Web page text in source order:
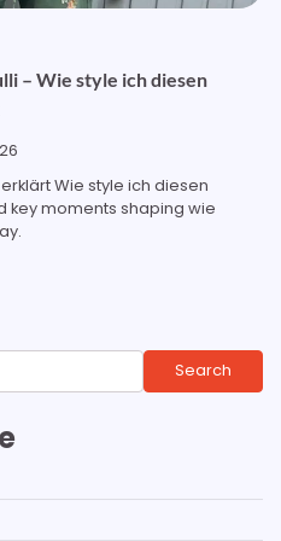
– Wie style ich diesen
Wie style ich diesen
key moments shaping wie
Search